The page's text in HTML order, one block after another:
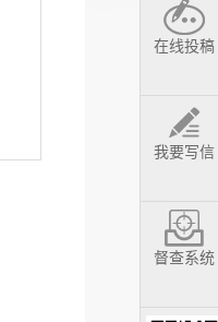
在线投稿
我要写信
督查系统